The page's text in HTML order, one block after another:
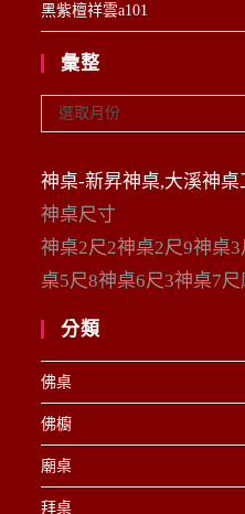
黑紫檀祥雲a101
彙整
整
選取月份
神桌-新昇神桌,大溪神桌
神桌尺寸
神桌2尺2神桌2尺9神桌
桌5尺8神桌6尺3神桌7
分類
佛桌
佛櫥
廟桌
拜桌